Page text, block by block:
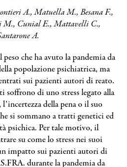
A., Matuella M., Besana F.,
M., Cunial E., Mattavelli C.,
A.
che ha avuto la pandemia da
popolazione psichiatrica, ma
sui pazienti autori di reato.
soffrono di uno stress legato alla
della pena o il suo
si sommano a tratti genetici ed
psichica. Per tale motivo, il
su come lo stress nei suoi
impatto sui pazienti autori di
durante la pandemia da